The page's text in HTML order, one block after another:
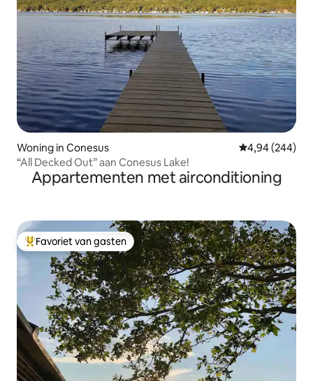
Woning in Conesus Gemiddelde
4,94 (244)
“All Decked Out” aan Conesus Lake!
Appartementen met airconditioning
Topfavoriet van gasten
Favoriet van gasten